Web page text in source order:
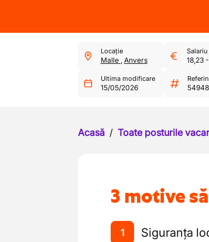
Locație
Malle , Anvers
Salariu
18,23-
Ultima modificare
15/05/2026
Acasă / Toate posturile
3 motive
1 Siguranța